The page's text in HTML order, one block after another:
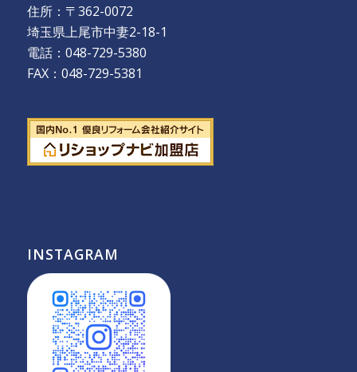
住所：〒362-0072
埼玉県上尾市中妻2-18-1
電話：048-729-5380
FAX：048-729-5381
INSTAGRAM